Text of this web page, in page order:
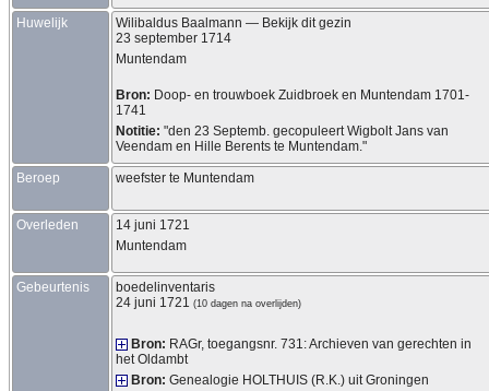
Huwelijk Wilibaldus Baalmann — Bekijk dit gezin
23 september 1714
Muntendam
Bron: Doop- en trouwboek Zuidbroek en Muntendam 1701-
1741
Notitie: "den 23 Septemb. gecopuleert Wigbolt Jans van
Veendam en Hille Berents te Muntendam."
Beroep weefster te Muntendam
Overleden
14 juni 1721
Muntendam
Gebeurtenis
boedelinventaris
24 juni 1721 (10 dagen na overlijden)
Bron: RAGr, toegangsnr. 731: Archieven van gerechten in
het Oldambt
Bron: Genealogie HOLTHUIS (R.K.) uit Groningen